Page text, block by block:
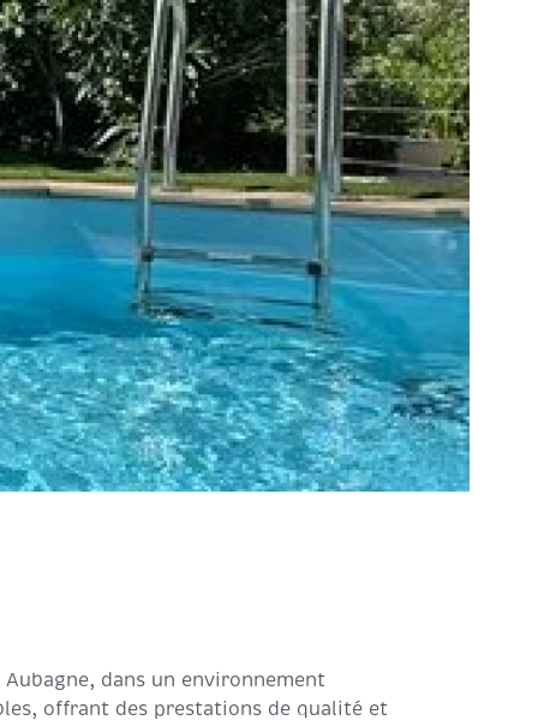
Aubagne, dans un environnement
offrant des prestations de qualité et